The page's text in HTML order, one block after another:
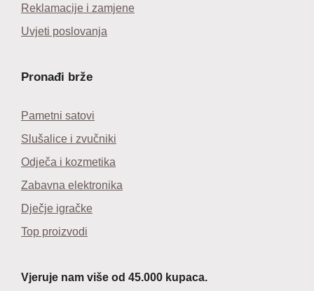
Reklamacije i zamjene
Uvjeti poslovanja
Pronađi brže
Pametni satovi
Slušalice i zvučniki
Odječa i kozmetika
Zabavna elektronika
Dječje igračke
Top proizvodi
Vjeruje nam više od 45.000 kupaca.